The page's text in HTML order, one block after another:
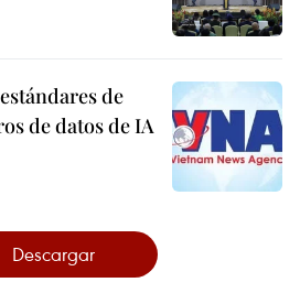
de
de datos de IA
Descargar